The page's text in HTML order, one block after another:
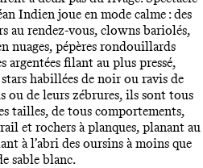
Indien joue en mode calme : des
au rendez-vous, clowns bariolés,
nuages, pépères rondouillards
filant au plus pressé,
habillées de noir ou ravis de
ou de leurs zébrures, ils sont tous
tailles, de tous comportements,
et rochers à planques, planant au
à l’abri des oursins à moins que
sable blanc.